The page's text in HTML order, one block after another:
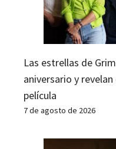
Las estrellas de
aniversario y
película
7 de agosto de 2026